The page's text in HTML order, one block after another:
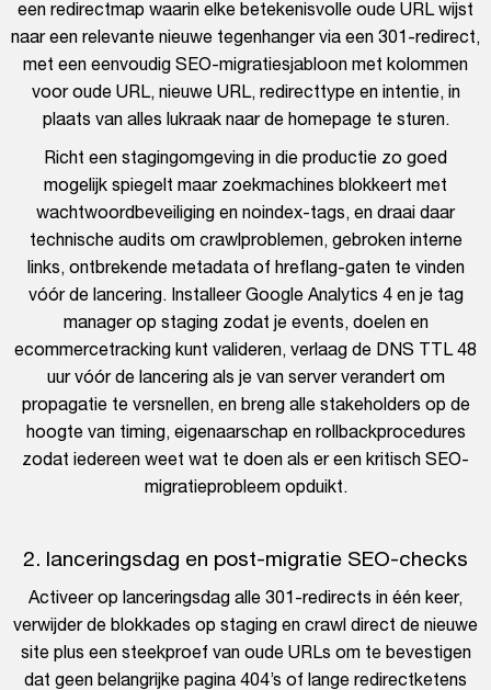
een redirectmap waarin elke betekenisvolle oude URL wijst
naar een relevante nieuwe tegenhanger via een 301-redirect,
met een eenvoudig SEO-migratiesjabloon met kolommen
voor oude URL, nieuwe URL, redirecttype en intentie, in
plaats van alles lukraak naar de homepage te sturen.
Richt een stagingomgeving in die productie zo goed
mogelijk spiegelt maar zoekmachines blokkeert met
wachtwoordbeveiliging en noindex-tags, en draai daar
technische audits om crawlproblemen, gebroken interne
links, ontbrekende metadata of hreflang-gaten te vinden
vóór de lancering. Installeer Google Analytics 4 en je tag
manager op staging zodat je events, doelen en
ecommercetracking kunt valideren, verlaag de DNS TTL 48
uur vóór de lancering als je van server verandert om
propagatie te versnellen, en breng alle stakeholders op de
hoogte van timing, eigenaarschap en rollbackprocedures
zodat iedereen weet wat te doen als er een kritisch SEO-
migratieprobleem opduikt.
2. lanceringsdag en post-migratie SEO-checks
Activeer op lanceringsdag alle 301-redirects in één keer,
verwijder de blokkades op staging en crawl direct de nieuwe
site plus een steekproef van oude URLs om te bevestigen
dat geen belangrijke pagina 404’s of lange redirectketens